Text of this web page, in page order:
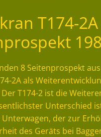
T174-2A
8 Seitenprospekt
2A als
T174-2 ist die
Unterschied
der zur
des Geräts bei